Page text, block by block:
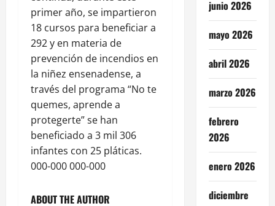
primer año, se impartieron
18 cursos para beneficiar a
292 y en materia de
prevención de incendios en
la niñez ensenadense, a
través del programa “No te
quemes, aprende a
protegerte” se han
beneficiado a 3 mil 306
infantes con 25 pláticas.
000-000 000-000
ABOUT THE AUTHOR
junio 2026
mayo 2026
abril 2026
marzo 2026
febrero
2026
enero 2026
diciembre